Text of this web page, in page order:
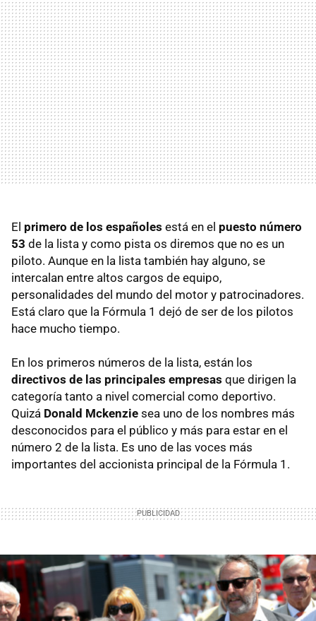
El primero de los españoles está en el puesto número
53 de la lista y como pista os diremos que no es un
piloto. Aunque en la lista también hay alguno, se
intercalan entre altos cargos de equipo,
personalidades del mundo del motor y patrocinadores.
Está claro que la Fórmula 1 dejó de ser de los pilotos
hace mucho tiempo.
En los primeros números de la lista, están los
directivos de las principales empresas que dirigen la
categoría tanto a nivel comercial como deportivo.
Quizá Donald Mckenzie sea uno de los nombres más
desconocidos para el público y más para estar en el
número 2 de la lista. Es uno de las voces más
importantes del accionista principal de la Fórmula 1.